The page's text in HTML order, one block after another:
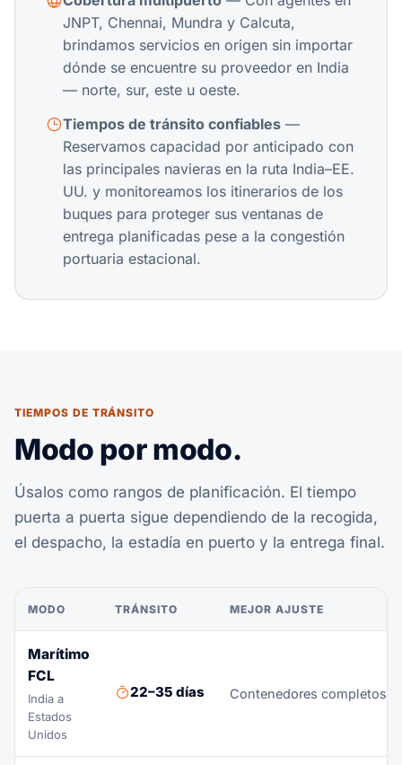
JNPT, Chennai, Mundra y Calcuta,
brindamos servicios en origen sin importar
dónde se encuentre su proveedor en India
— norte, sur, este u oeste.
Tiempos de tránsito confiables —
Reservamos capacidad por anticipado con
las principales navieras en la ruta India–EE.
UU. y monitoreamos los itinerarios de los
buques para proteger sus ventanas de
entrega planificadas pese a la congestión
portuaria estacional.
TIEMPOS DE TRÁNSITO
Modo por modo.
Úsalos como rangos de planificación. El tiempo
puerta a puerta sigue dependiendo de la recogida,
el despacho, la estadía en puerto y la entrega final.
MODO TRÁNSITO MEJOR AJUSTE
Marítimo
FCL
India a
Estados
Unidos
22–35 días Contenedores completos